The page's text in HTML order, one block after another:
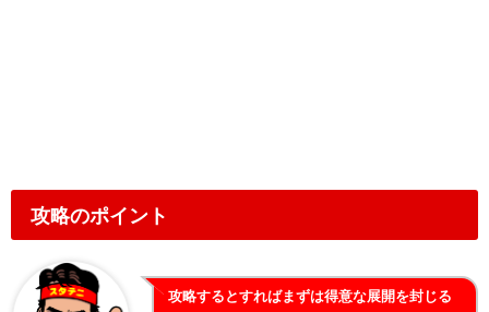
攻略のポイント
攻略するとすればまずは得意な展開を封じる